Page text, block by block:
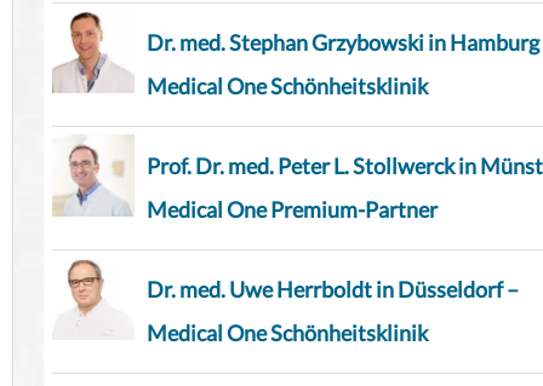
Dr. med. Stephan Grzybowski in Hamburg
Medical One Schönheitsklinik
Prof. Dr. med. Peter L. Stollwerck in
Medical One Premium-Partner
Dr. med. Uwe Herrboldt in Düsseldorf –
Medical One Schönheitsklinik